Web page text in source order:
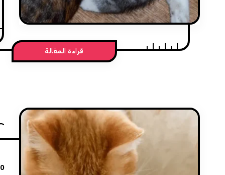
قراءة المقالة